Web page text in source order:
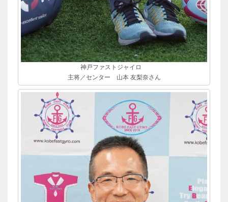
神戸ファストジャイロ
主将／センター 山本 友梨奈さん